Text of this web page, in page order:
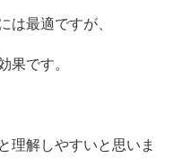
は最適ですが、
果です。
理解しやすいと思いま